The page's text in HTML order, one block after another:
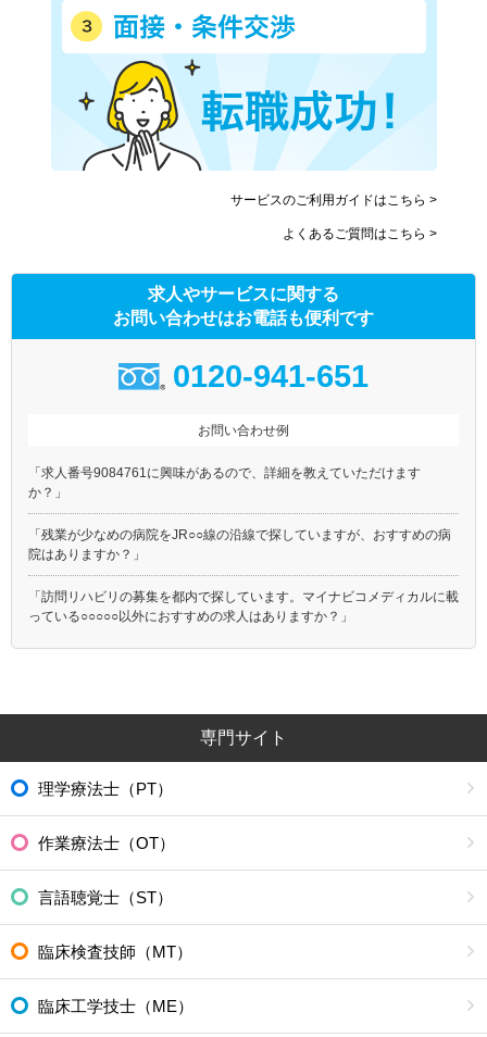
サービスのご利用ガイドはこちら >
よくあるご質問はこちら >
求人やサービスに関する
お問い合わせはお電話も便利です
0120-941-651
お問い合わせ例
「求人番号9084761に興味があるので、詳細を教えていただけます
か？」
「残業が少なめの病院をJR○○線の沿線で探していますが、おすすめの病
院はありますか？」
「訪問リハビリの募集を都内で探しています。マイナビコメディカルに載
っている○○○○○以外におすすめの求人はありますか？」
専門サイト
理学療法士（PT）
作業療法士（OT）
言語聴覚士（ST）
臨床検査技師（MT）
臨床工学技士（ME）